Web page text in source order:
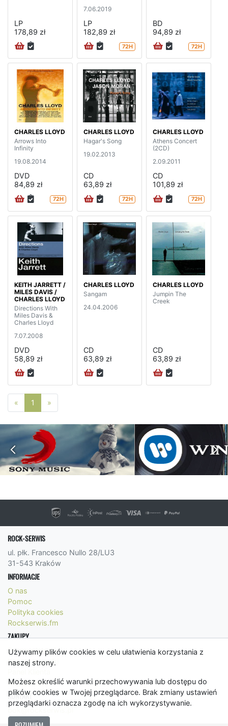
Używamy plików cookies w celu ułatwienia korzystania z
naszej strony.
Możesz określić warunki przechowywania lub dostępu do
plików cookies w Twojej przeglądarce. Brak zmiany ustawień
przeglądarki oznacza zgodę na ich wykorzystywanie.
LP
178,89 zł
7.06.2019
LP
182,89 zł
72H
BD
94,89 zł
72H
CHARLES LLOYD
Arrows Into
Infinity
19.08.2014
DVD
84,89 zł
72H
CHARLES LLOYD
Hagar's Song
19.02.2013
CD
63,89 zł
72H
CHARLES LLOYD
Athens Concert
(2CD)
2.09.2011
CD
101,89 zł
72H
KEITH JARRETT /
MILES DAVIS /
CHARLES LLOYD
Directions With
Miles Davis &
Charles Lloyd
7.07.2008
DVD
58,89 zł
CHARLES LLOYD
Sangam
24.04.2006
CD
63,89 zł
CHARLES LLOYD
Jumpin The
Creek
CD
63,89 zł
« Poprzednia strona
1 »
ROCK-SERWIS
ul. płk. Francesco Nullo 28/LU3
31-543 Kraków
INFORMACJE
O nas
Pomoc
Polityka cookies
Rockserwis.fm
ZAKUPY
Formy płatności
Koszty wysyłki
Regulamin
KONTAKT
bok@rockserwis.pl